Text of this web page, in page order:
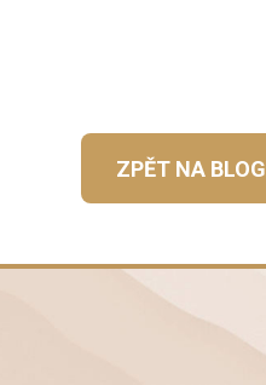
ZPĚT NA BLOG